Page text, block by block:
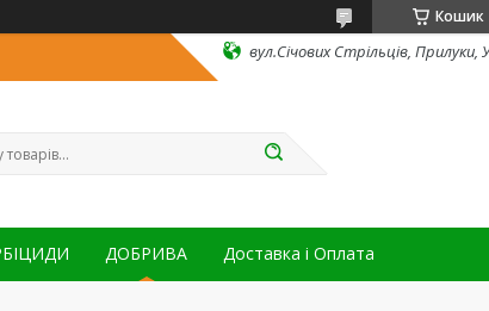
Кошик
вул.Січових Стрільців, Прилуки,
ДОБРИВА Доставка і Оплата